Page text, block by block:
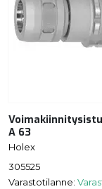
A 63
Holex
305525
Varastotilanne: